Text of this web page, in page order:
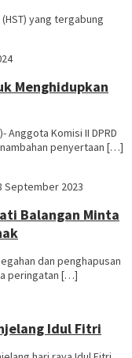
(HST) yang tergabung
Menghidupkan
Anggota Komisi II DPRD
penyertaan […]
September 2023
Balangan Minta
dan penghapusan
peringatan […]
Idul Fitri